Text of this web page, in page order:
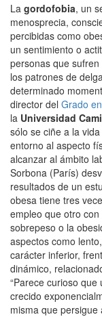
La gordofobia, un
menosprecia,
percibidas como
un sentimiento o
personas que
los patrones de
determinado
director del Grado
la Universidad
sólo se ciñe a la
entorno al aspecto
alcanzar al ámbito
Sorbona (París)
resultados de un
obesa tiene tres
empleo que otro
sobrepeso o la
aspectos como
carácter inferior,
dinámico,
“Parece curioso
crecido
misma que persigue